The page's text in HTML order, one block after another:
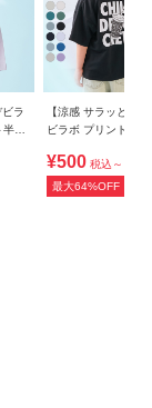
ビラ
袖
【涼感 サラッとメ
ビラボ プリント 半
¥500 税込～
最大64%OFF